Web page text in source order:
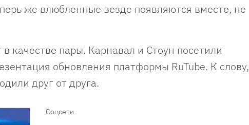
же влюбленные везде появляются вместе, не
качестве пары. Карнавал и Стоун посетили
обновления платформы RuTube. К слову,
друг от друга.
Соцсети